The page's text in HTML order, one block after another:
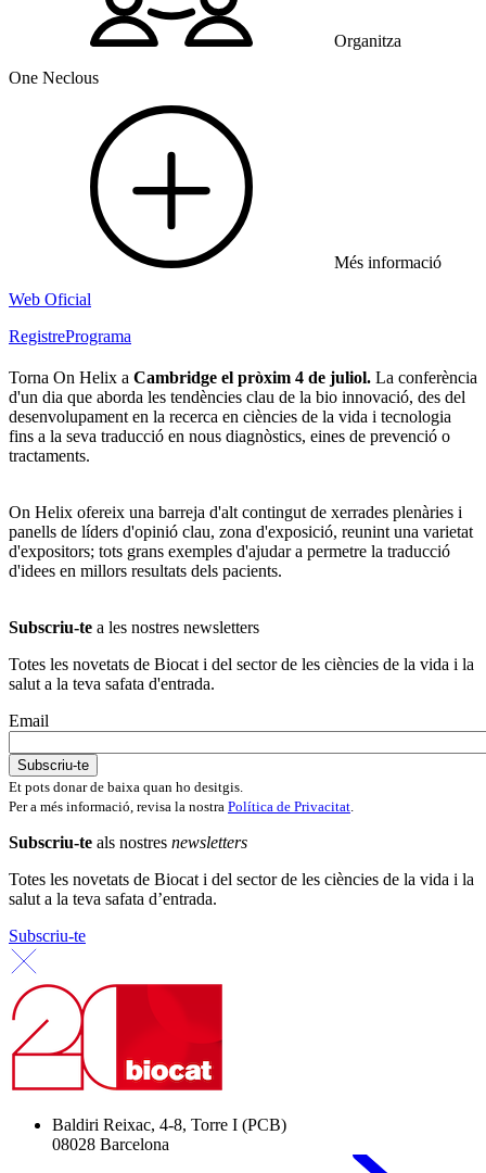
Organitza
One Neclous
Més informació
Web Oficial
RegistrePrograma
Torna On Helix a Cambridge el pròxim 4 de juliol. La conferència
d'un dia que aborda les tendències clau de la bio innovació, des del
desenvolupament en la recerca en ciències de la vida i tecnologia
fins a la seva traducció en nous diagnòstics, eines de prevenció o
tractaments.
On Helix ofereix una barreja d'alt contingut de xerrades plenàries i
panells de líders d'opinió clau, zona d'exposició, reunint una varietat
d'expositors; tots grans exemples d'ajudar a permetre la traducció
d'idees en millors resultats dels pacients.
Subscriu-te a les nostres newsletters
Totes les novetats de Biocat i del sector de les ciències de la vida i la
salut a la teva safata d'entrada.
Email
Et pots donar de baixa quan ho desitgis.
Per a més informació, revisa la nostra Política de Privacitat.
Subscriu-te als nostres newsletters
Totes les novetats de Biocat i del sector de les ciències de la vida i la
salut a la teva safata d’entrada.
Subscriu-te
Baldiri Reixac, 4-8, Torre I (PCB)
08028 Barcelona